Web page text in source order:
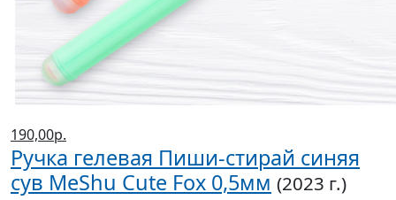
190,00р.
Ручка гелевая Пиши-стирай синяя
сув MeShu Сute Fox 0,5мм (2023 г.)